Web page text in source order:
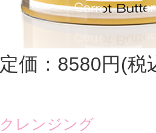
定価：8580円(税
クレンジング